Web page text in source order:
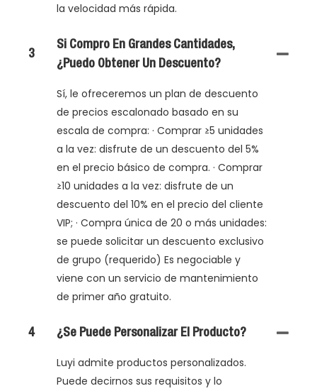
la velocidad más rápida.
3
Si Compro En Grandes Cantidades,
¿puedo Obtener Un Descuento?
Sí, le ofreceremos un plan de descuento
de precios escalonado basado en su
escala de compra: · Comprar ≥5 unidades
a la vez: disfrute de un descuento del 5%
en el precio básico de compra. · Comprar
≥10 unidades a la vez: disfrute de un
descuento del 10% en el precio del cliente
VIP; · Compra única de 20 o más unidades:
se puede solicitar un descuento exclusivo
de grupo (requerido) Es negociable y
viene con un servicio de mantenimiento
de primer año gratuito.
4 ¿Se Puede Personalizar El Producto?
Luyi admite productos personalizados.
Puede decirnos sus requisitos y lo